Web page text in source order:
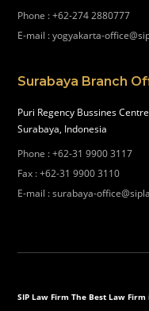
Phone :+62-274 2880777
E-mail :yogyakarta-
Surabaya Branch
Puri Regency Bussines
Surabaya, Indonesia
Phone :+62-31 9900 3117
Fax :+62-31 9900 3110
E-mail :surabaya-
SIP Law Firm The Best Law Firm